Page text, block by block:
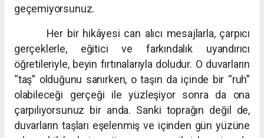
geçemiyorsunuz.
Her bir hikâyesi can alıcı mesajlarla, çarpıcı
gerçeklerle, eğitici ve farkındalık uyandırıcı
öğretileriyle, beyin fırtınalarıyla doludur. O duvarların
“taş” olduğunu sanırken, o taşın da içinde bir “ruh”
olabileceği gerçeği ile yüzleşiyor sonra da ona
çarpılıyorsunuz bir anda. Sanki toprağın değil de,
duvarların taşları eşelenmiş ve içinden gün yüzüne